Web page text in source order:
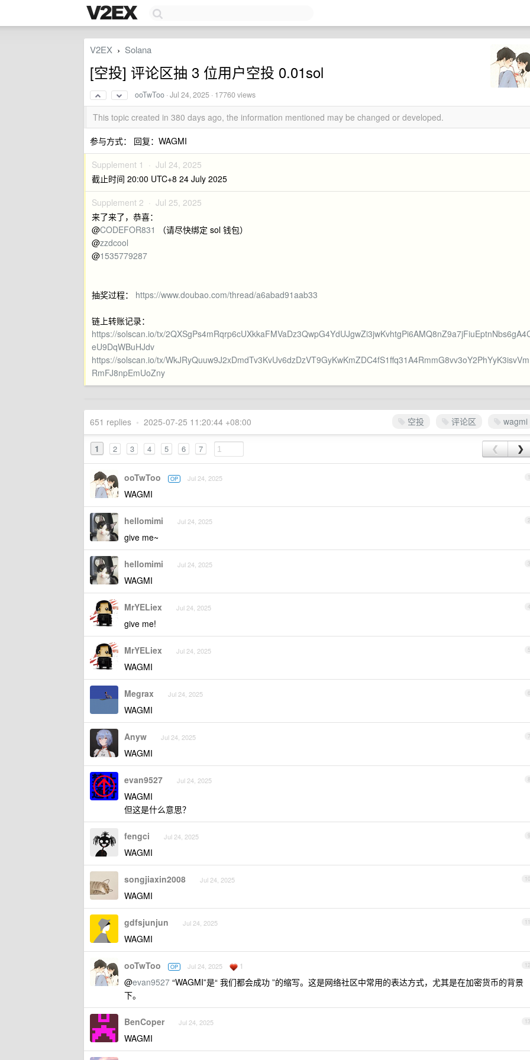
V2EX › Solana
[空投] 评论区抽 3 位用户空投 0.01sol
ooTwToo ·Jul 24, 2025 · 17760 views
This topic created in 380 days ago, the information mentioned may be changed or developed.
参与方式： 回复：WAGMI
Supplement 1 · Jul 24, 2025
截止时间 20:00 UTC+8 24 July 2025
Supplement 2 · Jul 25, 2025
来了来了，恭喜：
@CODEFOR831
（请尽快绑定 sol 钱包）
@zzdcool
@1535779287
抽奖过程： https://www.doubao.com/thread/a6abad91aab33
链上转账记录：
https://solscan.io/tx/
eU9DqWBuHJdv
https://solscan.io/tx/WkJRyQuuw9J2xDmdTv3KvUv6dzDzVT9GyKwKmZDC4fS1ffq31A4RmmG8vv3oY2PhYyK3isvVm
RmFJ8npEmUoZny
空投 评论区 wagmi
651 replies • 2025-07-25 11:20:44 +08:00
1 2 3 4 5 6 7 ❮ ❯
1
ooTwToo OP Jul 24, 2025
WAGMI
2
hellomimi Jul 24, 2025
give me~
3
hellomimi Jul 24, 2025
WAGMI
4
MrYELiex Jul 24, 2025
give me!
5
MrYELiex Jul 24, 2025
WAGMI
6
Megrax Jul 24, 2025
WAGMI
7
Anyw Jul 24, 2025
WAGMI
8
evan9527 Jul 24, 2025
WAGMI
但这是什么意思？
9
fengci Jul 24, 2025
WAGMI
10
songjiaxin2008 Jul 24, 2025
WAGMI
11
gdfsjunjun Jul 24, 2025
WAGMI
12
ooTwToo OP Jul 24, 2025 1
@evan9527 “WAGMI”是“ 我们都会成功 ”的缩写。这是网络社区中常用的表达方式，尤其是在加密货币的背景
下。
13
BenCoper Jul 24, 2025
WAGMI